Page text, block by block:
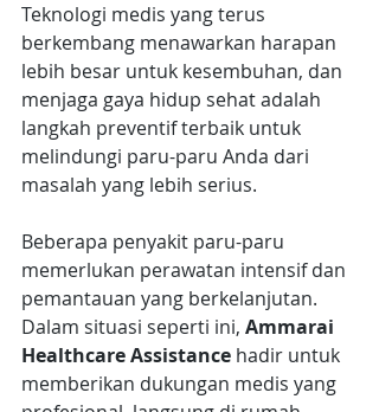
Teknologi medis yang terus
berkembang menawarkan harapan
lebih besar untuk kesembuhan, dan
menjaga gaya hidup sehat adalah
langkah preventif terbaik untuk
melindungi paru-paru Anda dari
masalah yang lebih serius.
Beberapa penyakit paru-paru
memerlukan perawatan intensif dan
pemantauan yang berkelanjutan.
Dalam situasi seperti ini, Ammarai
Healthcare Assistance hadir untuk
memberikan dukungan medis yang